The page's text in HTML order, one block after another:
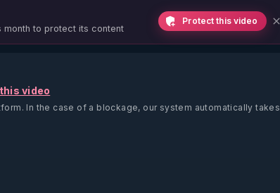
month to protect its content
Protect this video
video
In the case of a blockage, our system automatically takes